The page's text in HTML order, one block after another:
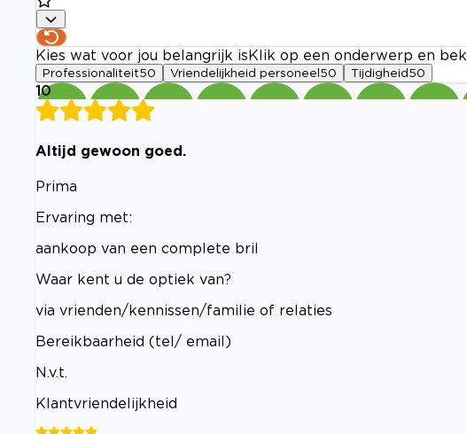
Kies wat voor jou belangrijk is Klik op een onderwerp en
Professionaliteit50 Vriendelijkheid personeel 50 Tijdigheid 50
10
Altijd gewoon goed.
Prima
Ervaring met:
aankoop van een complete bril
Waar kent u de optiek van?
via vrienden/kennissen/familie of relaties
Bereikbaarheid (tel/ email)
N.v.t.
Klantvriendelijkheid